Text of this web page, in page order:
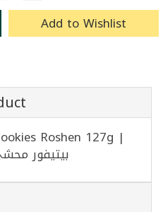
Add to Wishlist
Roshen 127g |
بيتيفور